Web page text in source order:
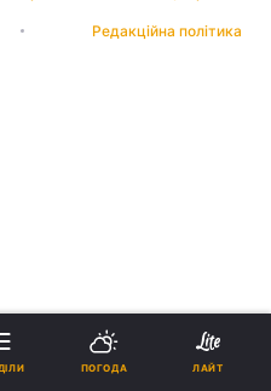
Редакційна політика
ПОГОДА ЛАЙТ